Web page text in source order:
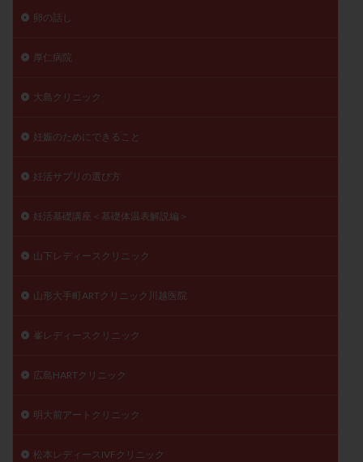
卵の話し
厚仁病院
大島クリニック
妊娠のためにできること
妊活サプリの選び方
妊活基礎講座＜基礎体温表解説編＞
山下レディースクリニック
山形大手町ARTクリニック川越医院
峯レディースクリニック
広島HARTクリニック
明大前アートクリニック
松本レディースIVFクリニック